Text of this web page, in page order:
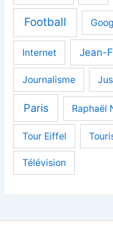
Football
Internet Jean-
Journalisme
Paris Raphaël
Tour Eiffel
Télévision